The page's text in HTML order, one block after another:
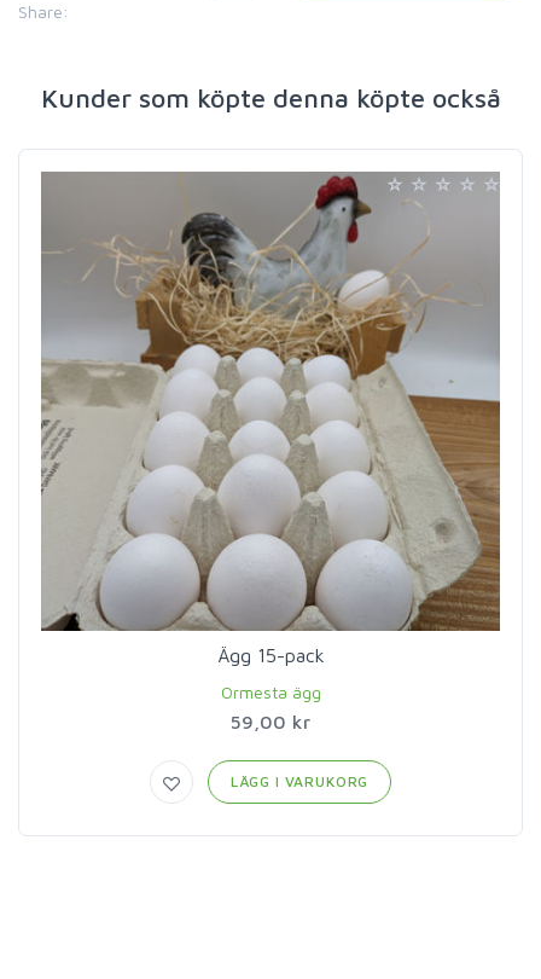
Share:
Kunder som köpte denna köpte också
Ägg 15-pack
Ormesta ägg
59,00 kr
LÄGG I VARUKORG